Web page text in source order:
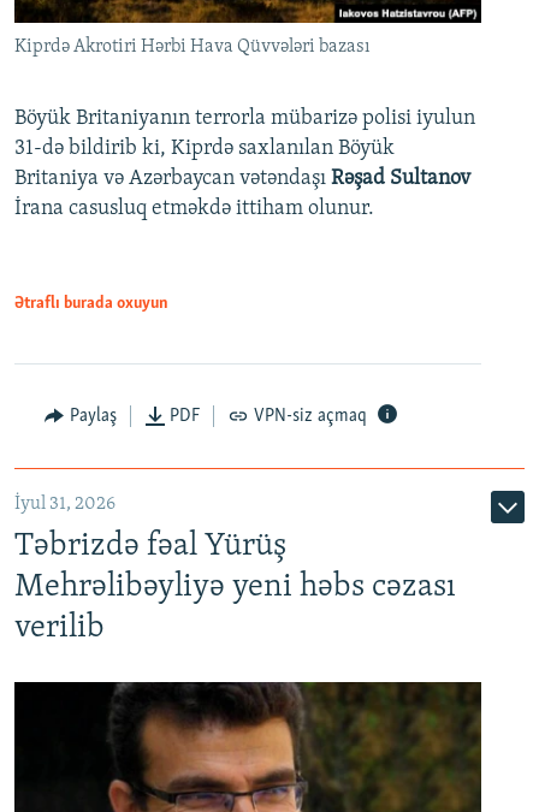
Kiprdə Akrotiri Hərbi Hava Qüvvələri bazası
Böyük Britaniyanın terrorla mübarizə polisi iyulun
31-də bildirib ki, Kiprdə saxlanılan Böyük
Britaniya və Azərbaycan vətəndaşı Rəşad Sultanov
İrana casusluq etməkdə ittiham olunur.
Ətraflı burada oxuyun
Paylaş PDF VPN-siz açmaq
İyul 31, 2026
Təbrizdə fəal Yürüş
Mehrəlibəyliyə yeni həbs cəzası
verilib